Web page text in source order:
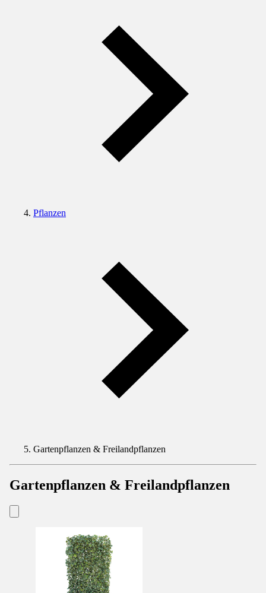
Pflanzen
Gartenpflanzen & Freilandpflanzen
Gartenpflanzen & Freilandpflanzen